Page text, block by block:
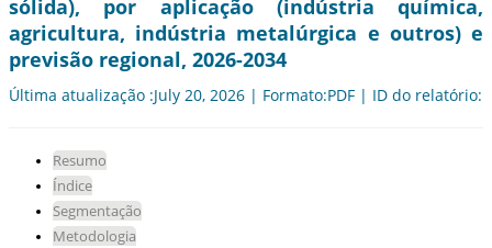
sólida), por aplicação (indústria química,
agricultura, indústria metalúrgica e outros) e
previsão regional, 2026-2034
Última atualização :July 20, 2026 | Formato:PDF | ID do relatório:
Resumo
Índice
Segmentação
Metodologia